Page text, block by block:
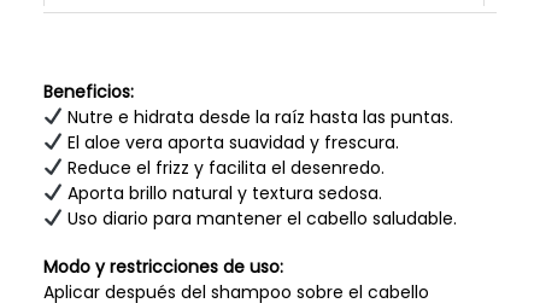
Beneficios:
Nutre e hidrata desde la raíz hasta las puntas.
El aloe vera aporta suavidad y frescura.
Reduce el frizz y facilita el desenredo.
Aporta brillo natural y textura sedosa.
Uso diario para mantener el cabello saludable.
Modo y restricciones de uso:
Aplicar después del shampoo sobre el cabello